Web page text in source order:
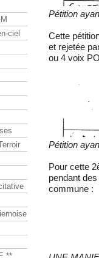
Pétition
Cette
et rejetée
ou 4 voix
Pétition
Pour cette
pendant
commune :
ciel
**